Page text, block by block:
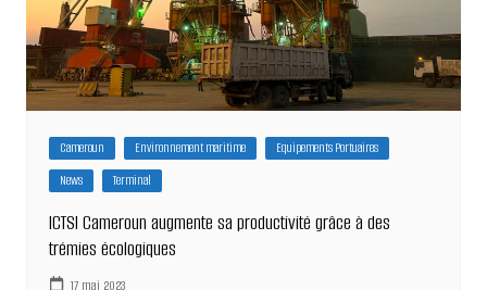
Cameroun Environnement maritime
Equipements Portuaires
News
Terminal
ICTSI Cameroun augmente sa productivité grâce à des
trémies écologiques
17 mai 2023